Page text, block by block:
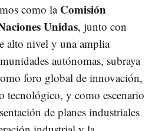
como la Comisión
Unidas, junto con
alto nivel y una amplia
autónomas, subraya
foro global de innovación,
tecnológico, y como escenario
de planes industriales